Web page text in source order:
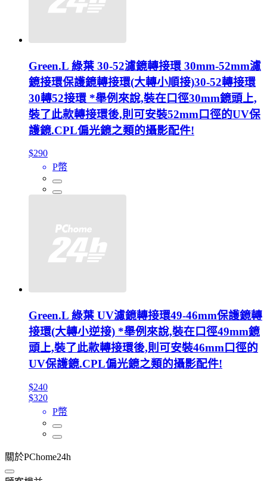
Green.L 綠葉 30-52濾鏡轉接環 30mm-52mm濾
鏡接環保護鏡轉接環(大轉小順接)30-52轉接環
30轉52接環 *舉例來說,裝在口徑30mm鏡頭上,
裝了此款轉接環後,則可安裝52mm口徑的UV保
護鏡.CPL偏光鏡之類的攝影配件!
$290
P幣
Green.L 綠葉 UV濾鏡轉接環49-46mm保護鏡轉
接環(大轉小逆接) *舉例來說,裝在口徑49mm鏡
頭上,裝了此款轉接環後,則可安裝46mm口徑的
UV保護鏡.CPL偏光鏡之類的攝影配件!
$240
$320
P幣
關於PChome24h